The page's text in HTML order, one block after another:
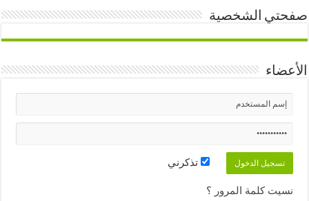
صفحتي الشخصية
الأعضاء
تذكرني
نسيت كلمة المرور ؟